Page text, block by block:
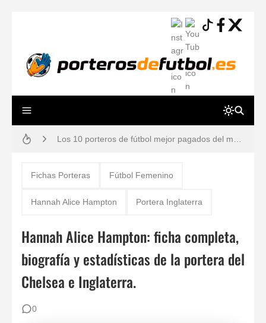
Los 10 porteros de fútbol mejor pagados del mundo en 2026 (Ranking y Sueldos)
Fichas Porteras Fútbol Femenino
Hannah Alice Hampton Portera Inglaterra
Hannah Alice Hampton: ficha completa,
biografía y estadísticas de la portera del
Chelsea e Inglaterra.
0